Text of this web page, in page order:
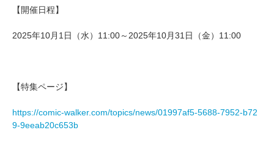
【開催日程】
2025年10月1日（水）11:00～2025年10月31日（金）11:00
【特集ページ】
https://comic-walker.com/topics/news/01997af5-5688-7952-b72
9-9eeab20c653b